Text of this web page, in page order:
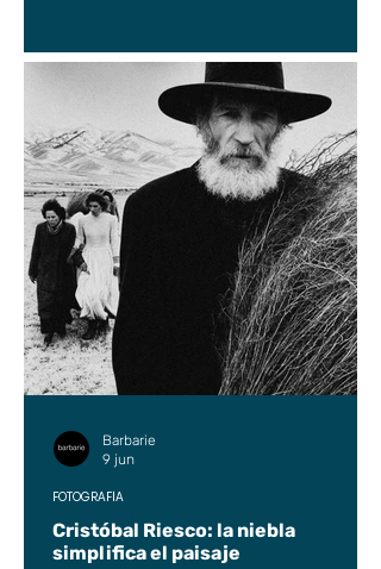
Cristóbal Riesco: la niebla
simplifica el paisaje
FOTOGRAFÍA
Barbarie
9 jun